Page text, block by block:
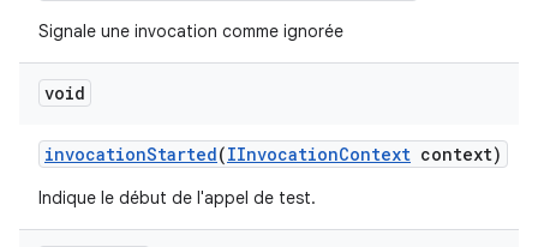
Signale une invocation comme ignorée
void
invocationStarted(IInvocationContext context)
Indique le début de l'appel de test.